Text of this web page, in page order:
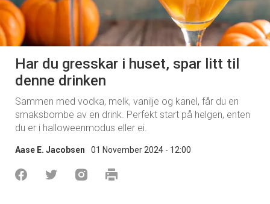
Har du gresskar i huset, spar litt til
denne drinken
Sammen med vodka, melk, vanilje og kanel, får du en
smaksbombe av en drink. Perfekt start på helgen, enten
du er i halloweenmodus eller ei.
Aase E. Jacobsen 01 November 2024 - 12:00